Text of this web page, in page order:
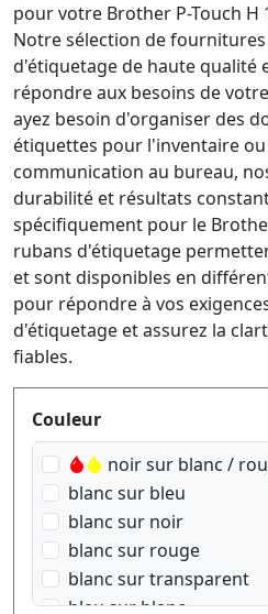
pour votre Brother P-Touch H
Notre sélection de fournitures
d'étiquetage de haute qualité
répondre aux besoins de
ayez besoin d'organiser des
étiquettes pour l'inventaire
communication au bureau,
durabilité et résultats
spécifiquement pour le
rubans d'étiquetage
et sont disponibles en
pour répondre à vos
d'étiquetage et assurez la
fiables.
Produktfilter
Couleur
noir sur blanc /
blanc sur bleu
blanc sur noir
blanc sur rouge
blanc sur transparent
bleu sur blanc